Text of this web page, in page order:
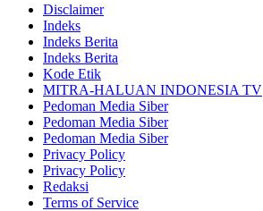
Disclaimer
Indeks
Indeks Berita
Indeks Berita
Kode Etik
MITRA-HALUAN INDONESIA TV
Pedoman Media Siber
Pedoman Media Siber
Pedoman Media Siber
Privacy Policy
Privacy Policy
Redaksi
Terms of Service